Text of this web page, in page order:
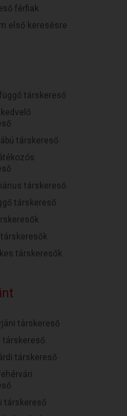
férfiak
első keresésre
társkereső
társkereső
társkereső
társkereső
társkeresők
társkereső
társkereső
társkereső
társkereső